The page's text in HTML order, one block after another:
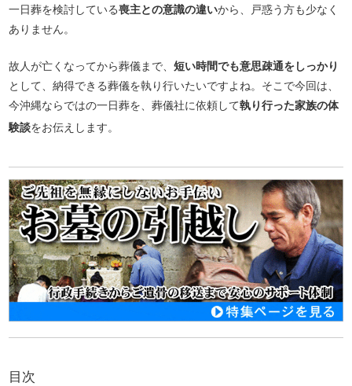
一日葬を検討している喪主との意識の違いから、戸惑う方も少なく
ありません。
故人が亡くなってから葬儀まで、短い時間でも意思疎通をしっかり
として、納得できる葬儀を執り行いたいですよね。そこで今回は、
今沖縄ならではの一日葬を、葬儀社に依頼して執り行った家族の体
験談をお伝えします。
目次